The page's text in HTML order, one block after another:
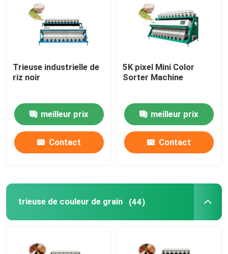
trieuse en plastique de couleur
Trieuse infrarouge
Trieuse matérielle
Trieuse de couleur de maïs
Trieuse industrielle de
riz noir
meilleur prix
Contact
5K pixel Mini Color
Sorter Machine
meilleur prix
Contact
trieuse de couleur de grain (44)